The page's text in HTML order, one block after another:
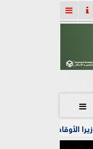

يبحثان تعزيز التعاون